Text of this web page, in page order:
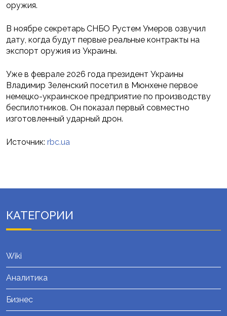
оружия.
В ноябре секретарь СНБО Рустем Умеров озвучил
дату, когда будут первые реальные контракты на
экспорт оружия из Украины.
Уже в феврале 2026 года президент Украины
Владимир Зеленский посетил в Мюнхене первое
немецко-украинское предприятие по производству
беспилотников. Он показал первый совместно
изготовленный ударный дрон.
Источник: rbc.ua
КАТЕГОРИИ
Wiki
Аналитика
Бизнес